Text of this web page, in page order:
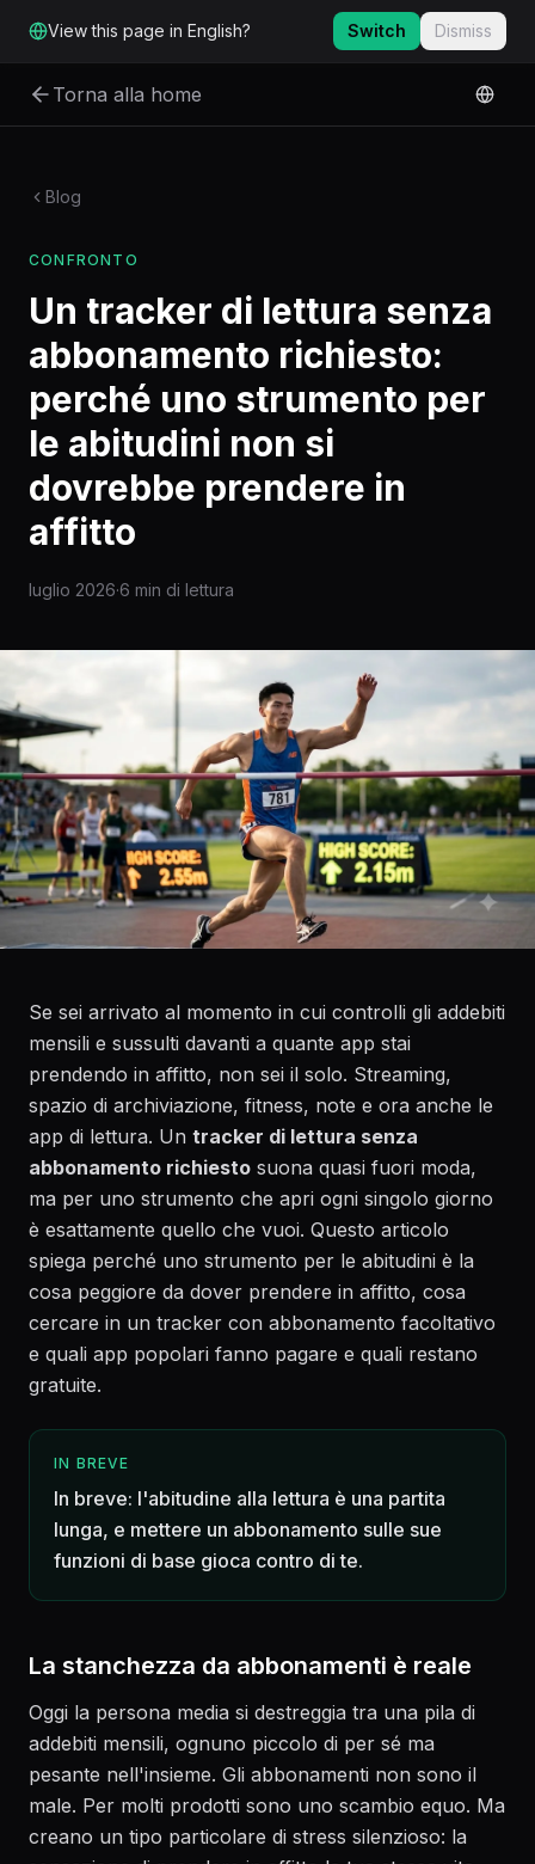
View this page in English? Switch Dismiss
Torna alla home
Blog
CONFRONTO
Un tracker di lettura senza
abbonamento richiesto:
perché uno strumento per
le abitudini non si
dovrebbe prendere in
affitto
luglio 2026·6 min di lettura
Se sei arrivato al momento in cui controlli gli addebiti
mensili e sussulti davanti a quante app stai
prendendo in affitto, non sei il solo. Streaming,
spazio di archiviazione, fitness, note e ora anche le
app di lettura. Un tracker di lettura senza
abbonamento richiesto suona quasi fuori moda,
ma per uno strumento che apri ogni singolo giorno
è esattamente quello che vuoi. Questo articolo
spiega perché uno strumento per le abitudini è la
cosa peggiore da dover prendere in affitto, cosa
cercare in un tracker con abbonamento facoltativo
e quali app popolari fanno pagare e quali restano
gratuite.
IN BREVE
In breve: l'abitudine alla lettura è una partita
lunga, e mettere un abbonamento sulle sue
funzioni di base gioca contro di te.
La stanchezza da abbonamenti è reale
Oggi la persona media si destreggia tra una pila di
addebiti mensili, ognuno piccolo di per sé ma
pesante nell'insieme. Gli abbonamenti non sono il
male. Per molti prodotti sono uno scambio equo. Ma
creano un tipo particolare di stress silenzioso: la